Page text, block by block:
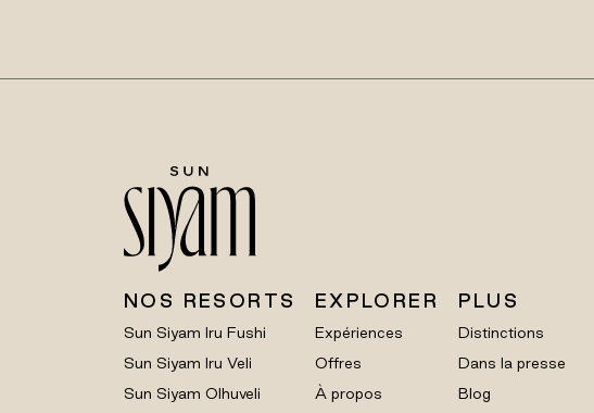
NOS RESORTS
Sun Siyam Iru Fushi
Sun Siyam Iru Veli
Sun Siyam Olhuveli
EXPLORER
Expériences
Offres
À propos
PLUS
Distinctions
Dans la presse
Blog